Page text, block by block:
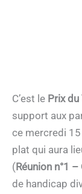
C’est le Prix du
support aux
ce mercredi 15
plat qui aura
(Réunion n°1 –
de handicap